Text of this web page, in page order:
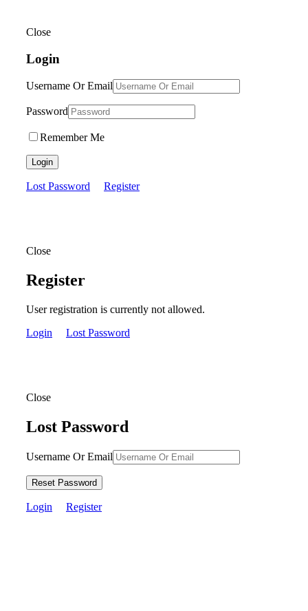
Close
Login
Username Or Email
Password
Remember Me
Login
Lost Password Register
Close
Register
User registration is currently not allowed.
Login
Lost Password
Close
Lost Password
Username Or Email
Reset Password
Login Register